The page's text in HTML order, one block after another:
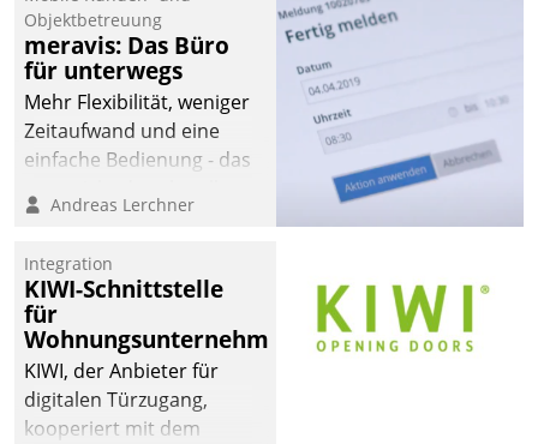
Mitteilungen zum
Heizungs- und
Wasserverbrauch gehen
automatisiert, vollständig
und auf Wunsch über
mehrere zuvor
Kommunikationswege bei
Objektbetreuung
meravis: Das Büro
für unterwegs
Mehr Flexibilität, weniger
Zeitaufwand und eine
einfache Bedienung - das
Cockpit für mobile
Datatrain. Die meravis
Wohnungsbau- und
Immobilien GmbH hat
sich dabei für den Betrieb
der Lösung über die SAP
Cloud Platform
Andreas Lerchner
Integration
KIWI-Schnittstelle
für
Wohnungsunternehmen
KIWI, der Anbieter für
digitalen Türzugang,
kooperiert mit dem